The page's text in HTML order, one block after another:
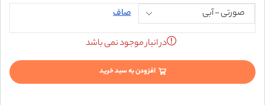
صاف
در انبار موجود نمی باشد
افزودن به سبد خرید